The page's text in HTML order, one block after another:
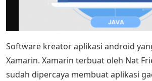
Software kreator aplikasi android
Xamarin. Xamarin terbuat oleh Nat
sudah dipercaya membuat aplikasi